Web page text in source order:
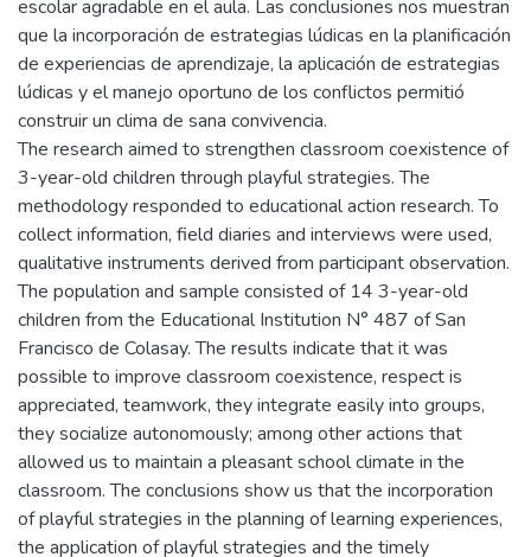
escolar agradable en el aula. Las conclusiones nos muestran
que la incorporación de estrategias lúdicas en la planificación
de experiencias de aprendizaje, la aplicación de estrategias
lúdicas y el manejo oportuno de los conflictos permitió
construir un clima de sana convivencia.
The research aimed to strengthen classroom coexistence of
3-year-old children through playful strategies. The
methodology responded to educational action research. To
collect information, field diaries and interviews were used,
qualitative instruments derived from participant observation.
The population and sample consisted of 14 3-year-old
children from the Educational Institution N° 487 of San
Francisco de Colasay. The results indicate that it was
possible to improve classroom coexistence, respect is
appreciated, teamwork, they integrate easily into groups,
they socialize autonomously; among other actions that
allowed us to maintain a pleasant school climate in the
classroom. The conclusions show us that the incorporation
of playful strategies in the planning of learning experiences,
the application of playful strategies and the timely